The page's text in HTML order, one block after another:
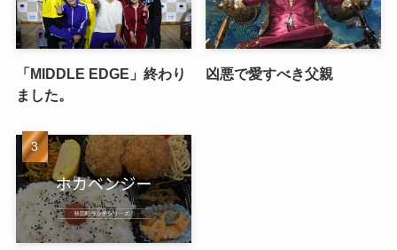
「MIDDLE EDGE」終わり
ました。
凶悪で愛すべき父親